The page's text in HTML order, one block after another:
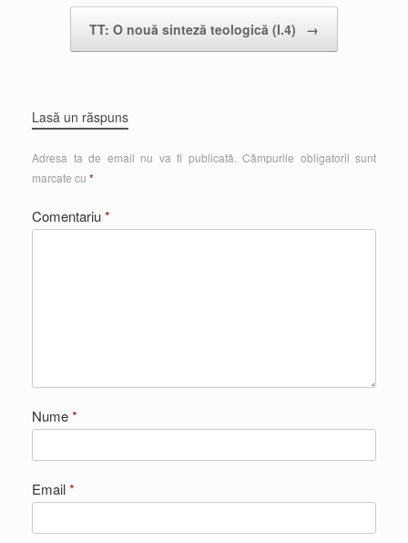
TT: O nouă sinteză teologică (I.4) →
Lasă un răspuns
Adresa ta de email nu va fi publicată. Câmpurile obligatorii sunt
marcate cu *
Comentariu*
Nume*
Email*